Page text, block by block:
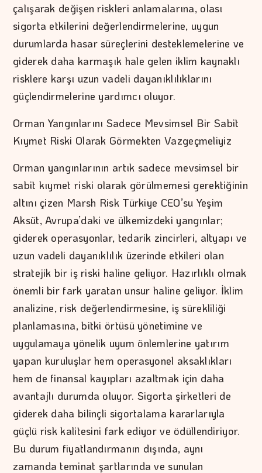
çalışarak değişen riskleri anlamalarına, olası
sigorta etkilerini değerlendirmelerine, uygun
durumlarda hasar süreçlerini desteklemelerine ve
giderek daha karmaşık hale gelen iklim kaynaklı
risklere karşı uzun vadeli dayanıklılıklarını
güçlendirmelerine yardımcı oluyor.
Orman Yangınlarını Sadece Mevsimsel Bir Sabit
Kıymet Riski Olarak Görmekten Vazgeçmeliyiz
Orman yangınlarının artık sadece mevsimsel bir
sabit kıymet riski olarak görülmemesi gerektiğinin
altını çizen Marsh Risk Türkiye CEO’su Yeşim
Aksüt, Avrupa’daki ve ülkemizdeki yangınlar;
giderek operasyonlar, tedarik zincirleri, altyapı ve
uzun vadeli dayanıklılık üzerinde etkileri olan
stratejik bir iş riski haline geliyor. Hazırlıklı olmak
önemli bir fark yaratan unsur haline geliyor. İklim
analizine, risk değerlendirmesine, iş sürekliliği
planlamasına, bitki örtüsü yönetimine ve
uygulamaya yönelik uyum önlemlerine yatırım
yapan kuruluşlar hem operasyonel aksaklıkları
hem de finansal kayıpları azaltmak için daha
avantajlı durumda oluyor. Sigorta şirketleri de
giderek daha bilinçli sigortalama kararlarıyla
güçlü risk kalitesini fark ediyor ve ödüllendiriyor.
Bu durum fiyatlandırmanın dışında, aynı
zamanda teminat şartlarında ve sunulan